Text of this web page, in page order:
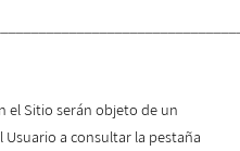
el Sitio serán objeto de un
a consultar la pestaña